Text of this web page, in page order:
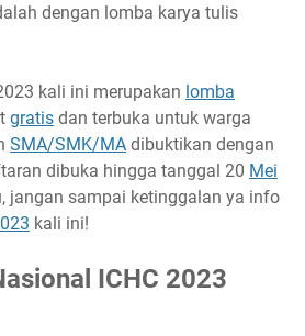
dengan lomba karya tulis
kali ini merupakan lomba
gratis dan terbuka untuk warga
SMA/SMK/MA dibuktikan dengan
dibuka hingga tanggal 20 Mei
jangan sampai ketinggalan ya info
kali ini!
ICHC 2023